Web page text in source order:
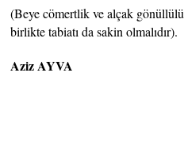
(Beye cömertlik ve alçak
birlikte tabiatı da sakin olmalıdır).
Aziz AYVA